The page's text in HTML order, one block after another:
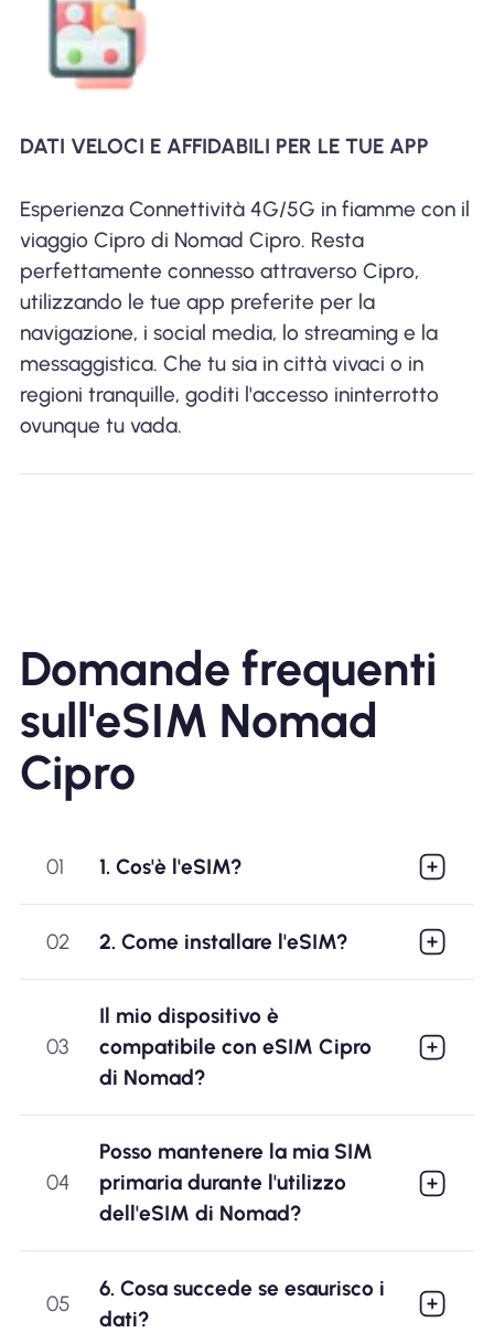
DATI VELOCI E AFFIDABILI PER LE TUE APP
Esperienza Connettività 4G/5G in fiamme con il
viaggio Cipro di Nomad Cipro. Resta
perfettamente connesso attraverso Cipro,
utilizzando le tue app preferite per la
navigazione, i social media, lo streaming e la
messaggistica. Che tu sia in città vivaci o in
regioni tranquille, goditi l'accesso ininterrotto
ovunque tu vada.
Domande frequenti
sull'eSIM Nomad
Cipro
01 1. Cos'è l'eSIM?
02 2. Come installare l'eSIM?
03
Il mio dispositivo è
compatibile con eSIM Cipro
di Nomad?
04
Posso mantenere la mia SIM
primaria durante l'utilizzo
dell'eSIM di Nomad?
05
6. Cosa succede se esaurisco i
dati?